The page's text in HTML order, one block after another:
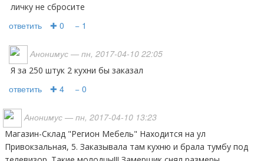
личку не сбросите
ответить ✚ 0 − 1
Анонимус — пн, 2017-04-10 22:05
Я за 250 штук 2 кухни бы заказал
ответить ✚ 4 − 0
Анонимус — пн, 2017-04-10 13:23
Магазин-Склад "Регион Мебель" Находится на ул
Привокзальная, 5. Заказывала там кухню и брала тумбу под